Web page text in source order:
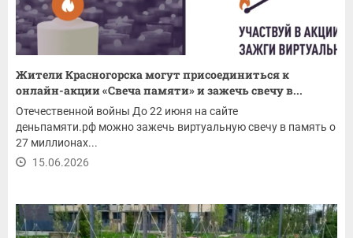
Жители Красногорска могут присоединиться к
онлайн-акции «Свеча памяти» и зажечь свечу в...
Отечественной войны До 22 июня на сайте
деньпамяти.рф можно зажечь виртуальную свечу в память о
27 миллионах...
15.06.2026